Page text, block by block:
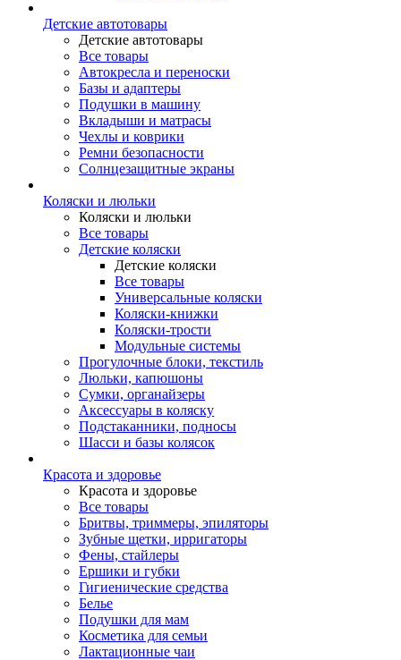
Детские автотовары
Детские автотовары
Все товары
Автокресла и переноски
Базы и адаптеры
Подушки в машину
Вкладыши и матрасы
Чехлы и коврики
Ремни безопасности
Солнцезащитные экраны
Коляски и люльки
Коляски и люльки
Все товары
Детские коляски
Детские коляски
Все товары
Универсальные коляски
Коляски-книжки
Коляски-трости
Модульные системы
Прогулочные блоки, текстиль
Люльки, капюшоны
Сумки, органайзеры
Аксессуары в коляску
Подстаканники, подносы
Шасси и базы колясок
Красота и здоровье
Красота и здоровье
Все товары
Бритвы, триммеры, эпиляторы
Зубные щетки, ирригаторы
Фены, стайлеры
Ершики и губки
Гигиенические средства
Белье
Подушки для мам
Косметика для семьи
Лактационные чаи